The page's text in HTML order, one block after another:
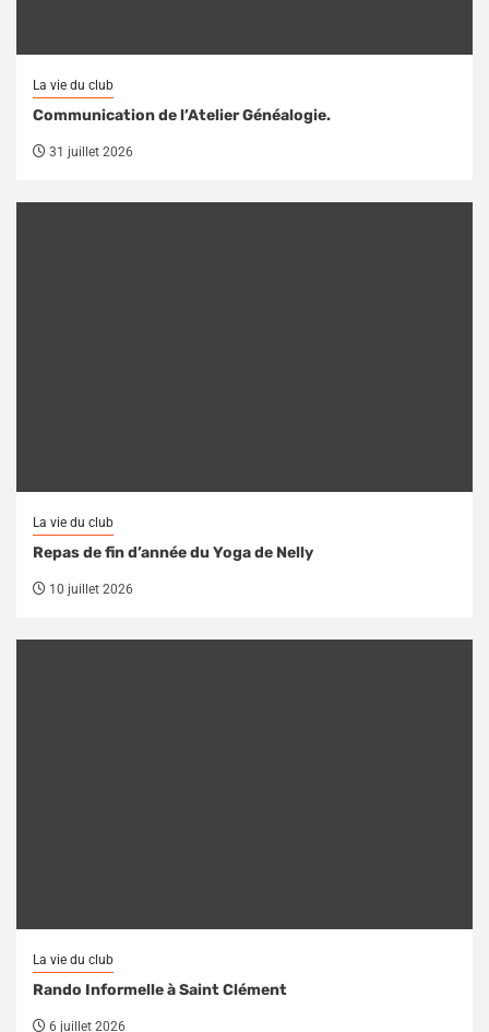
La vie du club
Communication de l’Atelier Généalogie.
31 juillet 2026
La vie du club
Repas de fin d’année du Yoga de Nelly
10 juillet 2026
La vie du club
Rando Informelle à Saint Clément
6 juillet 2026